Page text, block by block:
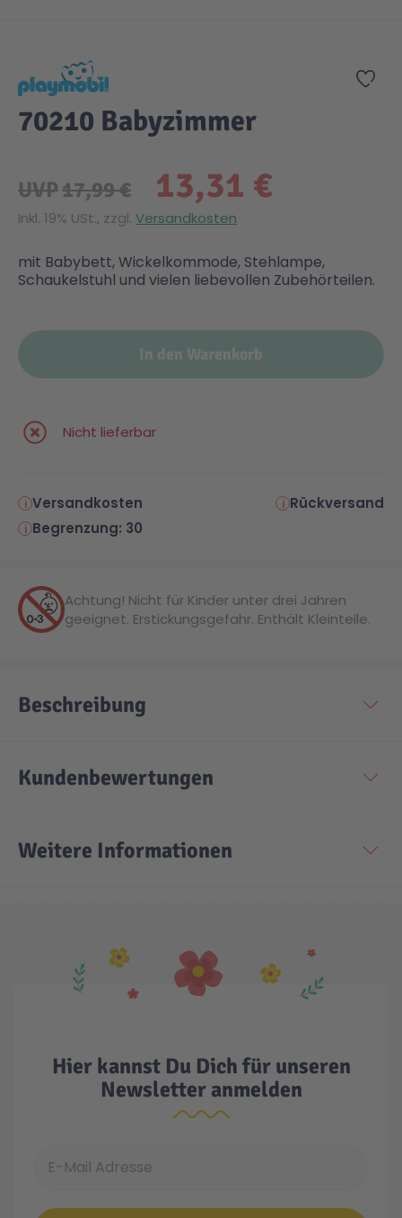
Zur
70210 Babyzimmer
13,31 €
UVP17,99 €
Inkl. 19% USt., zzgl. Versandkosten
mit Babybett, Wickelkommode, Stehlampe,
Schaukelstuhl und vielen liebevollen Zubehörteilen.
In den Warenkorb
Nicht lieferbar
Versandkosten
Rückversand
Begrenzung: 30
Achtung! Nicht für Kinder unter drei Jahren
geeignet. Erstickungsgefahr. Enthält Kleinteile.
Beschreibung
Kundenbewertungen
Weitere Informationen
Hier kannst Du Dich für unseren
Newsletter anmelden